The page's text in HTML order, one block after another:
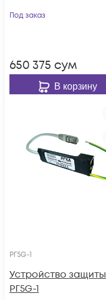
Под заказ
650 375 сум
В корзину
РГ5G-1
Устройство защиты
РГ5G-1